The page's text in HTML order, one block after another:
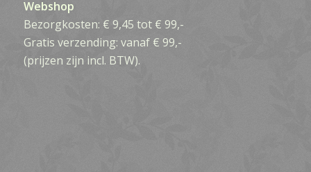
Webshop
Bezorgkosten: € 9,45 tot € 99,-
Gratis verzending: vanaf € 99,-
(prijzen zijn incl. BTW).